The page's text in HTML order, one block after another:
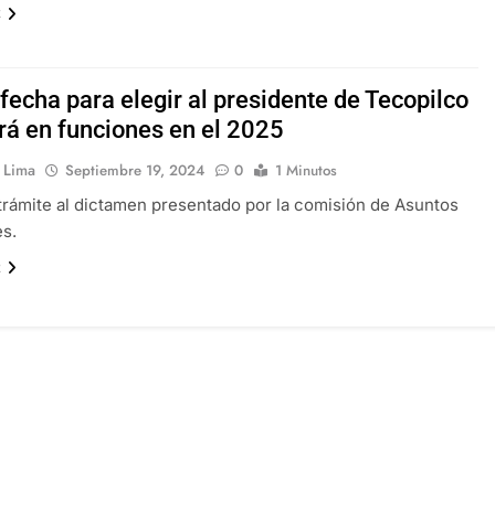
durante una transmisión en vido en Sinaloa
muere tras ser alcanzado por un rayo durante un
para elegir al presidente de Tecopilco
en funciones en el 2025
Septiembre 19, 2024 0
1 Minutos
al dictamen presentado por la comisión de Asuntos